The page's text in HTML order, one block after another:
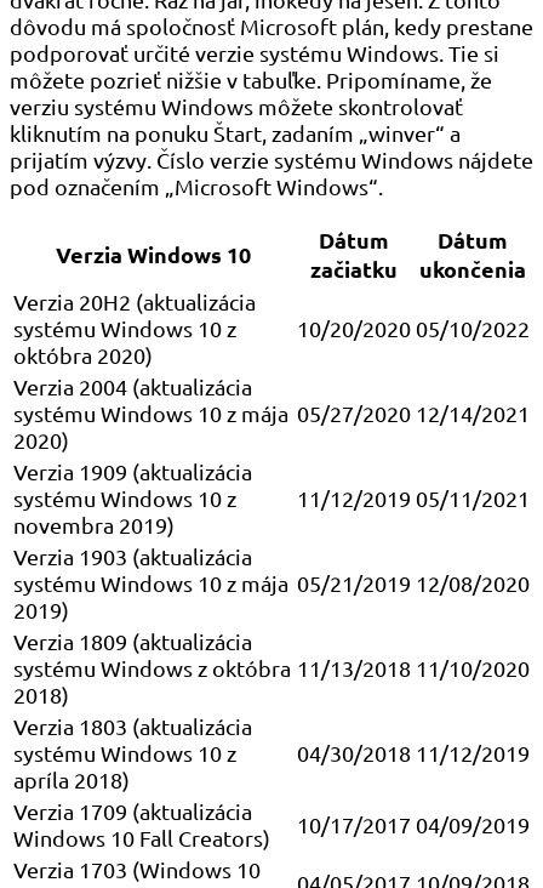
dôvodu má spoločnosť Microsoft plán, kedy prestane
podporovať určité verzie systému Windows. Tie si
môžete pozrieť nižšie v tabuľke. Pripomíname, že
verziu systému Windows môžete skontrolovať
kliknutím na ponuku Štart, zadaním „winver“ a
prijatím výzvy. Číslo verzie systému Windows nájdete
pod označením „Microsoft Windows“.
Verzia Windows 10
Dátum
začiatku
Dátum
ukončenia
Verzia 20H2 (aktualizácia
systému Windows 10 z
októbra 2020)
10/20/2020 05/10/2022
Verzia 2004 (aktualizácia
systému Windows 10 z mája
2020)
05/27/2020 12/14/2021
Verzia 1909 (aktualizácia
systému Windows 10 z
novembra 2019)
11/12/2019 05/11/2021
Verzia 1903 (aktualizácia
systému Windows 10 z mája
2019)
05/21/2019 12/08/2020
Verzia 1809 (aktualizácia
systému Windows z októbra
2018)
11/13/2018 11/10/2020
Verzia 1803 (aktualizácia
systému Windows 10 z
apríla 2018)
04/30/2018 11/12/2019
Verzia 1709 (aktualizácia
Windows 10 Fall Creators)
10/17/2017 04/09/2019
Verzia 1703 (Windows 10
04/05/2017 10/09/2018